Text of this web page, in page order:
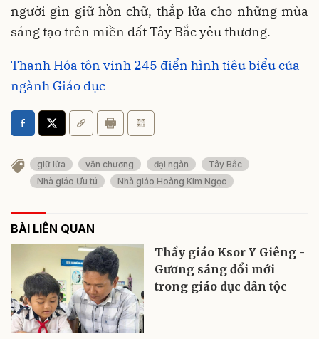
người gìn giữ hồn chữ, thắp lửa cho những mùa
sáng tạo trên miền đất Tây Bắc yêu thương.
Thanh Hóa tôn vinh 245 điển hình tiêu biểu của
ngành Giáo dục
giữ lửa văn chương đại ngàn
Tây Bắc
Nhà giáo Ưu tú
Nhà giáo Hoàng Kim Ngọc
BÀI LIÊN QUAN
Thầy giáo Ksor Y Giêng -
Gương sáng đổi mới
trong giáo dục dân tộc